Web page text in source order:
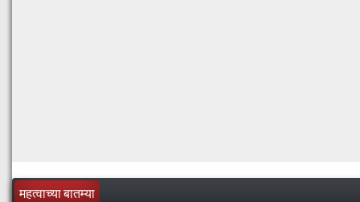
महत्वाच्या बातम्या